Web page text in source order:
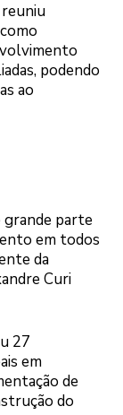
podendo
ao
grande parte
em todos
da
Curi
27
em
de
do